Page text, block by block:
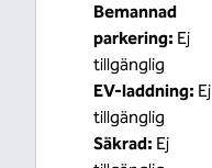
Bemannad
parkering: Ej
tillgänglig
EV-laddning: Ej
tillgänglig
Säkrad: Ej